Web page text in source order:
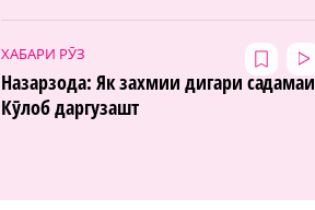
ХАБАРИ РӮЗ
Назарзода: Як захмии дигари садамаи
Кӯлоб даргузашт